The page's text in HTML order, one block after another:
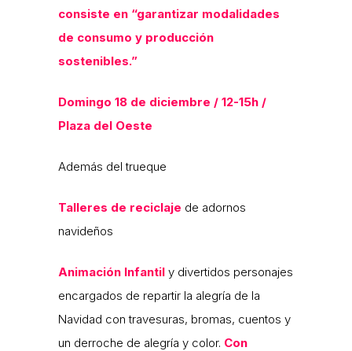
consiste en “garantizar modalidades
de consumo y producción
sostenibles.”
Domingo 18 de diciembre / 12-15h /
Plaza del Oeste
Además del trueque
Talleres de reciclaje de adornos
navideños
Animación Infantil y divertidos personajes
encargados de repartir la alegría de la
Navidad con travesuras, bromas, cuentos y
un derroche de alegría y color. Con